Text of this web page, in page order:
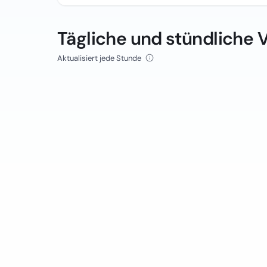
Tägliche und stündliche
Aktualisiert jede Stunde